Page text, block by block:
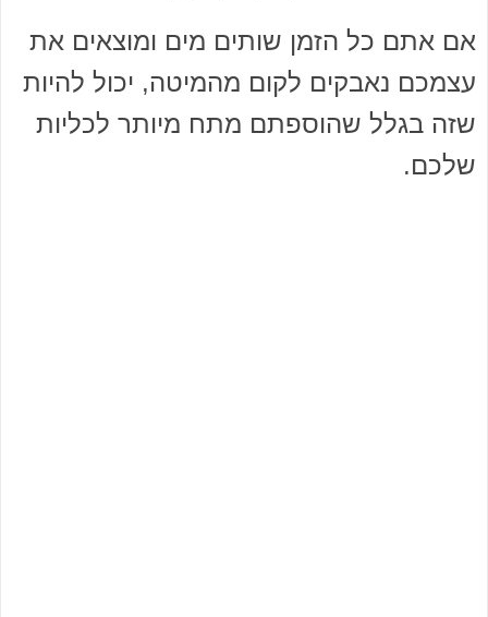
אם אתם כל הזמן שותים מים ומוצאים את
עצמכם נאבקים לקום מהמיטה, יכול להיות
שזה בגלל שהוספתם מתח מיותר לכליות
שלכם.